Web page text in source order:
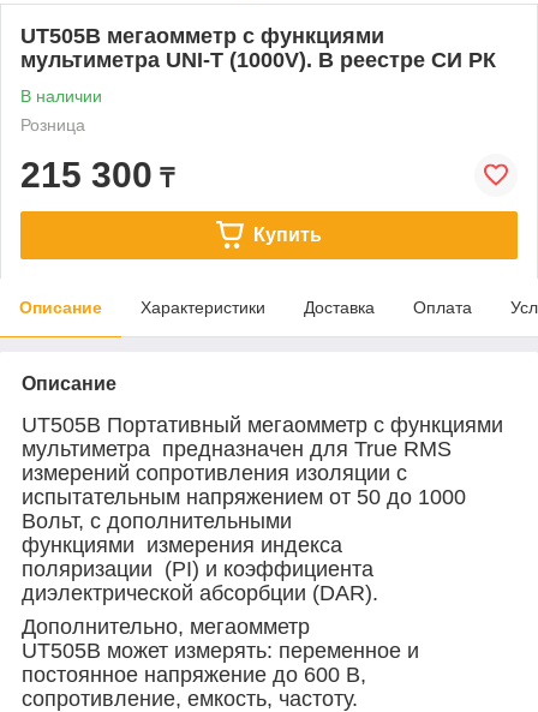
UT505B мегаомметр с функциями
мультиметра UNI-T (1000V). В реестре СИ РК
В наличии
Розница
215 300 ₸
Купить
Описание Характеристики Доставка Оплата
Описание
UT505B Портативный мегаомметр с функциями
мультиметра предназначен для True RMS
измерений сопротивления изоляции с
испытательным напряжением от 50 до 1000
Вольт, с дополнительными
функциями измерения индекса
поляризации (PI) и коэффициента
диэлектрической абсорбции (DAR).
Дополнительно, мегаомметр
UT505B может измерять: переменное и
постоянное напряжение до 600 В,
сопротивление, емкость, частоту.